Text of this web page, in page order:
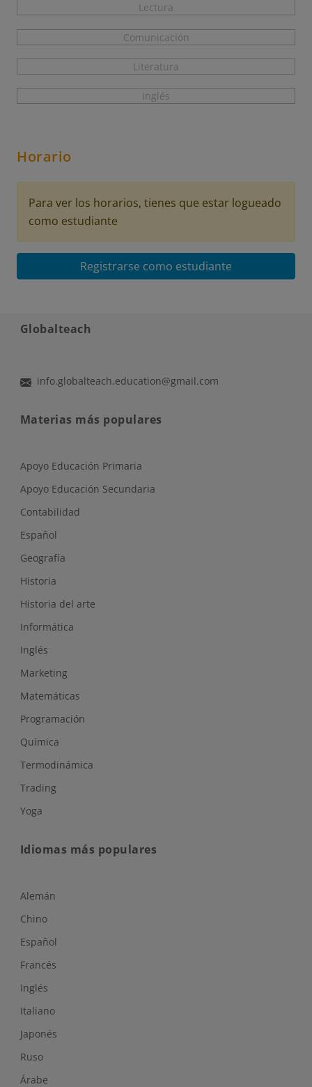
Lectura
Comunicación
Literatura
Inglés
Horario
Para ver los horarios, tienes que estar logueado
como estudiante
Registrarse como estudiante
Globalteach
info.globalteach.education@gmail.com
Materias más populares
Apoyo Educación Primaria
Apoyo Educación Secundaria
Contabilidad
Español
Geografía
Historia
Historia del arte
Informática
Inglés
Marketing
Matemáticas
Programación
Química
Termodinámica
Trading
Yoga
Idiomas más populares
Alemán
Chino
Español
Francés
Inglés
Italiano
Japonés
Ruso
Árabe